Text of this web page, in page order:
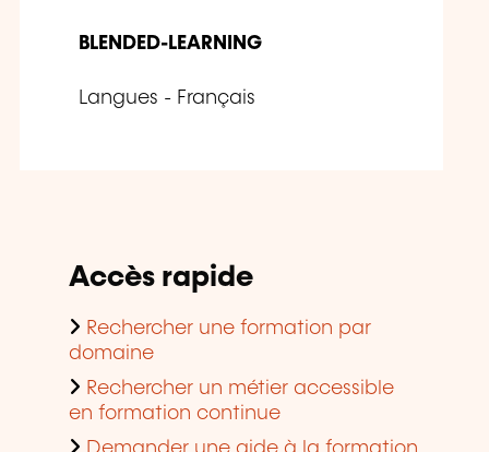
BLENDED-LEARNING
Langues - Français
Accès rapide
Rechercher une formation par
domaine
Rechercher un métier accessible
en formation continue